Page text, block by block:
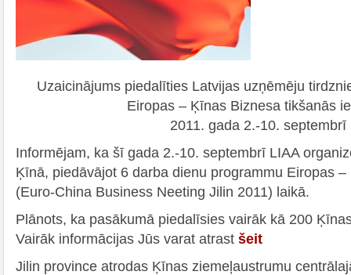
Uzaicinājums piedalīties Latvijas uzņēmēju
Eiropas – Ķīnas Biznesa tikšanās
2011. gada 2.-10. septembrī
Informējam, ka šī gada 2.-10. septembrī LIAA
Ķīnā, piedāvājot 6 darba dienu programmu Eiropas
(Euro-China Business Neeting Jilin 2011) laikā.
Plānots, ka pasākumā piedalīsies vairāk kā 200
Vairāk informācijas Jūs varat atrast šeit
Jilin province atrodas Ķīnas ziemeļaustrumu